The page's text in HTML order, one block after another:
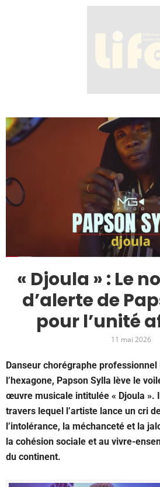
« Djoula » : Le
d’alerte de
pour l’unité
11 mai 2026
Danseur chorégraphe
l’hexagone, Papson Sylla lève le
œuvre musicale intitulée « Djoula ».
travers lequel l’artiste lance un cri
l’intolérance, la méchanceté et la
la cohésion sociale et au vivre-
du continent.